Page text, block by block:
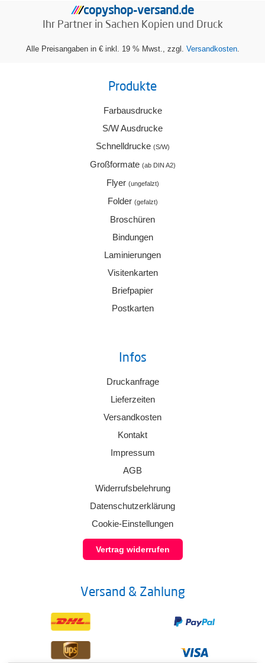
//// copyshop-versand.de
Ihr Partner in Sachen Kopien und Druck
Alle Preisangaben in € inkl. 19 % Mwst., zzgl. Versandkosten.
Produkte
Farbausdrucke
S/W Ausdrucke
Schnelldrucke (S/W)
Großformate (ab DIN A2)
Flyer (ungefalzt)
Folder (gefalzt)
Broschüren
Bindungen
Laminierungen
Visitenkarten
Briefpapier
Postkarten
Infos
Druckanfrage
Lieferzeiten
Versandkosten
Kontakt
Impressum
AGB
Widerrufsbelehrung
Datenschutzerklärung
Cookie-Einstellungen
Vertrag widerrufen
Versand & Zahlung